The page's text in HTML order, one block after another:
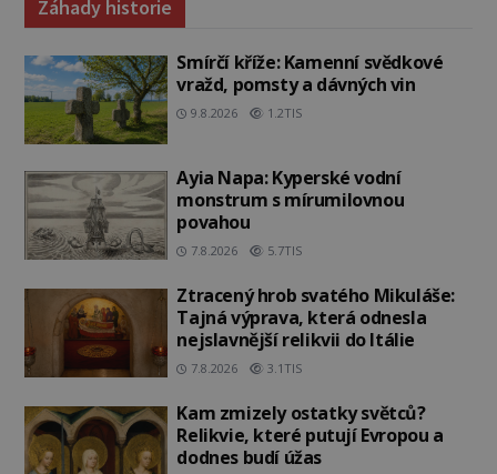
Záhady historie
Smírčí kříže: Kamenní svědkové
vražd, pomsty a dávných vin
9.8.2026 1.2TIS
Ayia Napa: Kyperské vodní
monstrum s mírumilovnou
povahou
7.8.2026 5.7TIS
Ztracený hrob svatého Mikuláše:
Tajná výprava, která odnesla
nejslavnější relikvii do Itálie
7.8.2026 3.1TIS
Kam zmizely ostatky světců?
Relikvie, které putují Evropou a
dodnes budí úžas